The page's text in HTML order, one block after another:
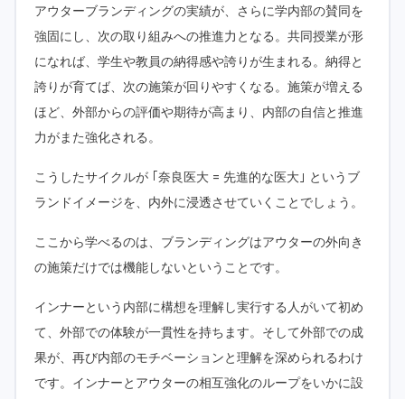
アウターブランディングの実績が、さらに学内部の賛同を
強固にし、次の取り組みへの推進力となる。共同授業が形
になれば、学生や教員の納得感や誇りが生まれる。納得と
誇りが育てば、次の施策が回りやすくなる。施策が増える
ほど、外部からの評価や期待が高まり、内部の自信と推進
力がまた強化される。
こうしたサイクルが ｢奈良医大 = 先進的な医大｣ というブ
ランドイメージを、内外に浸透させていくことでしょう。
ここから学べるのは、ブランディングはアウターの外向き
の施策だけでは機能しないということです。
インナーという内部に構想を理解し実行する人がいて初め
て、外部での体験が一貫性を持ちます。そして外部での成
果が、再び内部のモチベーションと理解を深められるわけ
です。インナーとアウターの相互強化のループをいかに設